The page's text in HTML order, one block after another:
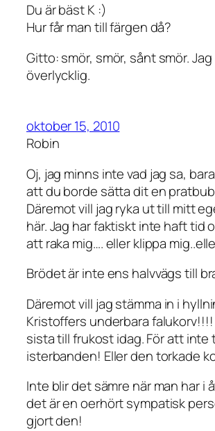
Du är bäst K :)
Hur får man till färgen då?
Gitto: smör, smör, sånt smör. Jag
överlycklig.
oktober 15, 2010
Robin
Oj, jag minns inte vad jag sa,
att du borde sätta dit en
Däremot vill jag ryka ut till mitt
här. Jag har faktiskt inte haft tid
att raka mig…. eller klippa
Brödet är inte ens halvvägs till
Däremot vill jag stämma in i
Kristoffers underbara
sista till frukost idag. För att inte
isterbanden! Eller den torkade
Inte blir det sämre när man har i
det är en oerhört sympatisk
gjort den!